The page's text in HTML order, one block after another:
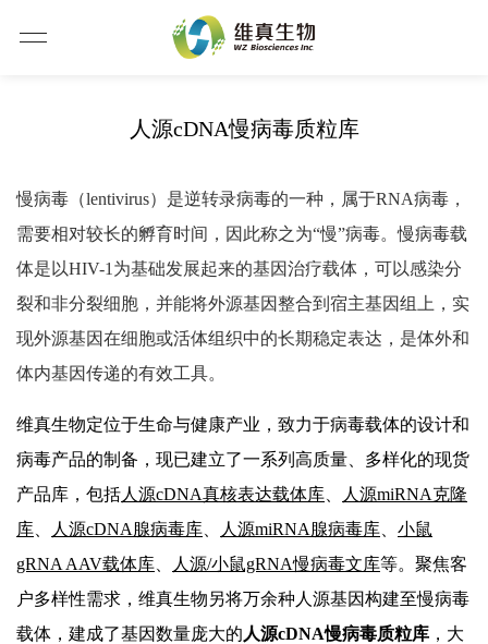
人源cDNA慢病毒质粒库
慢病毒（lentivirus）是逆转录病毒的一种，属于RNA病毒，
需要相对较长的孵育时间，因此称之为“慢”病毒。慢病毒载
体是以HIV-1为基础发展起来的基因治疗载体，可以感染分
裂和非分裂细胞，并能将外源基因整合到宿主基因组上，实
现外源基因在细胞或活体组织中的长期稳定表达，是体外和
体内基因传递的有效工具。
维真生物定位于生命与健康产业，致力于病毒载体的设计和
病毒产品的制备，现已建立了一系列高质量、多样化的现货
产品库，包括人源cDNA真核表达载体库
人源miRNA克隆
库
人源cDNA腺病毒库 人源miRNA腺病毒库
小鼠
gRNA AAV载体库
人源/小鼠gRNA慢病毒文库等。聚焦客
户多样性需求，维真生物另将万余种人源基因构建至慢病毒
载体，建成了基因数量庞大的 人源cDNA慢病毒质粒库 ，大